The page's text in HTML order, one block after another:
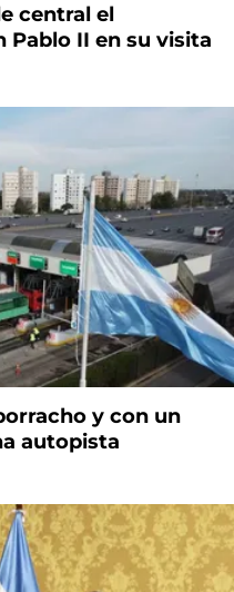
central el
Pablo II en su visita
y con un
autopista